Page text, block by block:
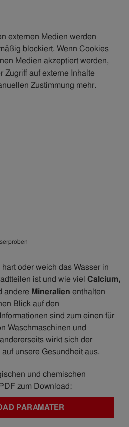
externen Medien werden
blockiert. Wenn Cookies
Medien akzeptiert werden,
Zugriff auf externe Inhalte
Zustimmung mehr.
oder weich das Wasser in
ist und wie viel Calcium,
andere Mineralien enthalten
Blick auf den
sind zum einen für
Waschmaschinen und
wirkt sich der
unsere Gesundheit aus.
und chemischen
zum Download:
PARAMATER